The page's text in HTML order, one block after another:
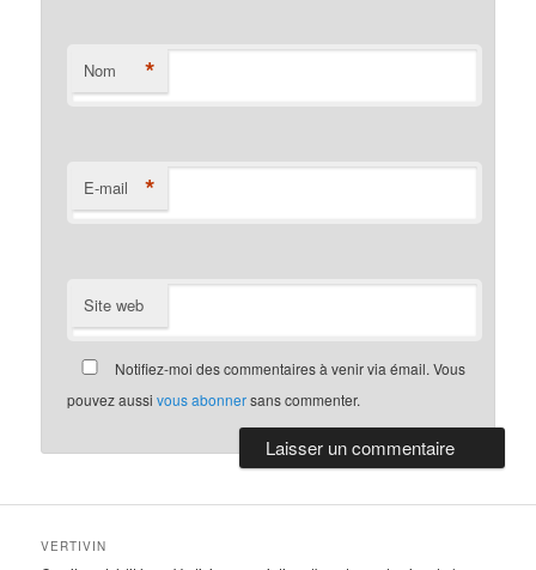
Nom *
E-mail *
Site web
Notifiez-moi des commentaires à venir via émail. Vous
pouvez aussivous abonnersans commenter.
VERTIVIN